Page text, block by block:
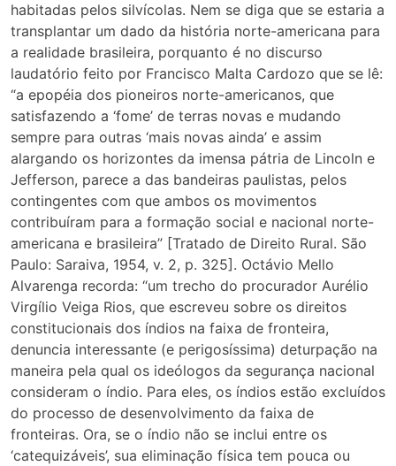
habitadas pelos silvícolas. Nem se diga que se estaria a
transplantar um dado da história norte-americana para
a realidade brasileira, porquanto é no discurso
laudatório feito por Francisco Malta Cardozo que se lê:
“a epopéia dos pioneiros norte-americanos, que
satisfazendo a ‘fome’ de terras novas e mudando
sempre para outras ‘mais novas ainda’ e assim
alargando os horizontes da imensa pátria de Lincoln e
Jefferson, parece a das bandeiras paulistas, pelos
contingentes com que ambos os movimentos
contribuíram para a formação social e nacional norte-
americana e brasileira” [Tratado de Direito Rural. São
Paulo: Saraiva, 1954, v. 2, p. 325]. Octávio Mello
Alvarenga recorda: “um trecho do procurador Aurélio
Virgílio Veiga Rios, que escreveu sobre os direitos
constitucionais dos índios na faixa de fronteira,
denuncia interessante (e perigosíssima) deturpação na
maneira pela qual os ideólogos da segurança nacional
consideram o índio. Para eles, os índios estão excluídos
do processo de desenvolvimento da faixa de
fronteiras. Ora, se o índio não se inclui entre os
‘catequizáveis’, sua eliminação física tem pouca ou